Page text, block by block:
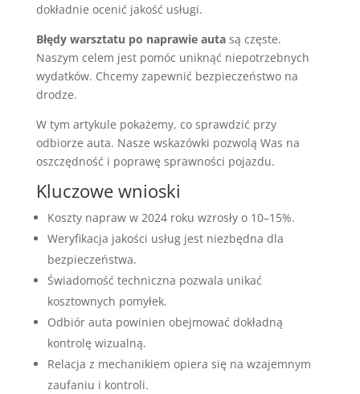
dokładnie ocenić jakość usługi.
Błędy warsztatu po naprawie autasą częste.
Naszym celem jest pomóc uniknąć niepotrzebnych
wydatków. Chcemy zapewnić bezpieczeństwo na
drodze.
W tym artykule pokażemy, co sprawdzić przy
odbiorze auta. Nasze wskazówki pozwolą Was na
oszczędność i poprawę sprawności pojazdu.
Kluczowe wnioski
Koszty napraw w 2024 roku wzrosły o 10–15%.
Weryfikacja jakości usług jest niezbędna dla
bezpieczeństwa.
Świadomość techniczna pozwala unikać
kosztownych pomyłek.
Odbiór auta powinien obejmować dokładną
kontrolę wizualną.
Relacja z mechanikiem opiera się na wzajemnym
zaufaniu i kontroli.